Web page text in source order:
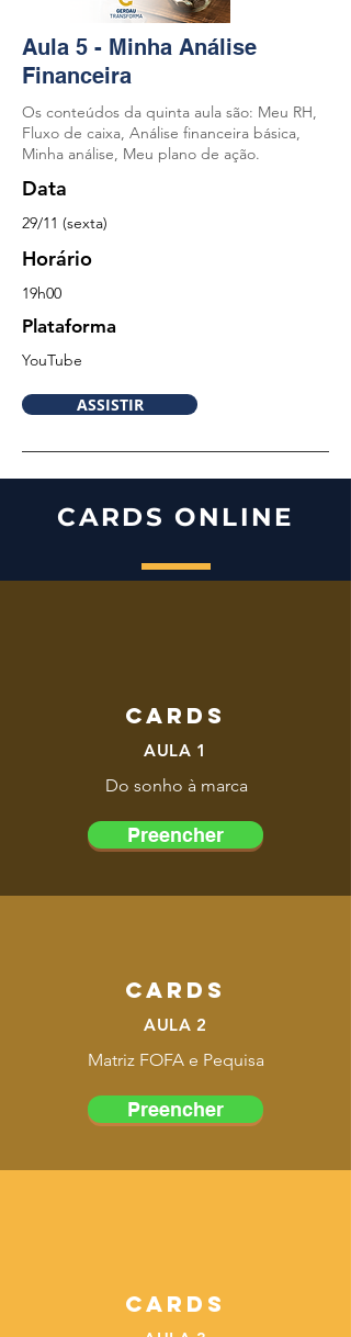
Aula 5 - Minha Análise
Financeira
Os conteúdos da quinta aula são: Meu RH,
Fluxo de caixa, Análise financeira básica,
Minha análise, Meu plano de ação.
Data
29/11 (sexta)
Horário
19h00
Plataforma
YouTube
ASSISTIR
CARDS ONLINE
CARDS
AULA 1
Do sonho à marca
Preencher
CARDS
AULA 2
Matriz FOFA e Pequisa
Preencher
CARDS